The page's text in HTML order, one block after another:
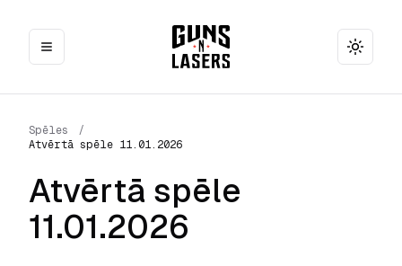
Toggle
Spēles
/
Atvērtā spēle 11.01.2026
Atvērtā spēle
11.01.2026